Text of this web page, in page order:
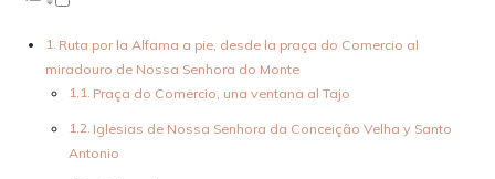
Ruta por la Alfama a pie, desde la praça do Comercio al
miradouro de Nossa Senhora do Monte
Praça do Comercio, una ventana al Tajo
Iglesias de Nossa Senhora da Conceição Velha y Santo
Antonio